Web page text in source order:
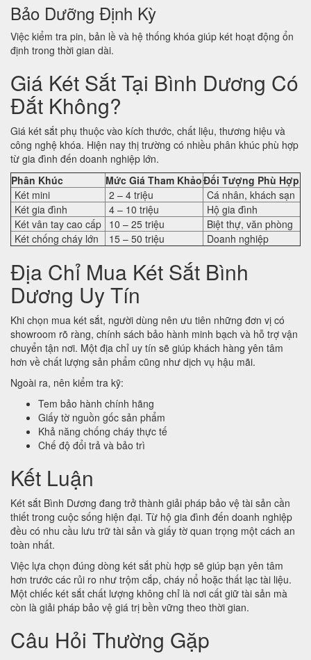
Bảo Dưỡng Định Kỳ
Việc kiểm tra pin, bản lề và hệ thống khóa giúp két hoạt động ổn
định trong thời gian dài.
Giá Két Sắt Tại Bình Dương Có
Đắt Không?
Giá két sắt phụ thuộc vào kích thước, chất liệu, thương hiệu và
công nghệ khóa. Hiện nay thị trường có nhiều phân khúc phù hợp
từ gia đình đến doanh nghiệp lớn.
Phân Khúc
Mức Giá Tham KhảoĐối Tượng Phù Hợp
Két mini
2 – 4 triệu
Cá nhân, khách sạn
Két gia đình
4 – 10 triệu
Hộ gia đình
Két vân tay cao cấp 10 – 25 triệu
Biệt thự, văn phòng
Két chống cháy lớn
15 – 50 triệu Doanh nghiệp
Địa Chỉ Mua Két Sắt Bình
Dương Uy Tín
Khi chọn mua két sắt, người dùng nên ưu tiên những đơn vị có
showroom rõ ràng, chính sách bảo hành minh bạch và hỗ trợ vận
chuyển tận nơi. Một địa chỉ uy tín sẽ giúp khách hàng yên tâm
hơn về chất lượng sản phẩm cũng như dịch vụ hậu mãi.
Ngoài ra, nên kiểm tra kỹ:
Tem bảo hành chính hãng
Giấy tờ nguồn gốc sản phẩm
Khả năng chống cháy thực tế
Chế độ đổi trả và bảo trì
Kết Luận
Két sắt Bình Dương đang trở thành giải pháp bảo vệ tài sản cần
thiết trong cuộc sống hiện đại. Từ hộ gia đình đến doanh nghiệp
đều có nhu cầu lưu trữ tài sản và giấy tờ quan trọng một cách an
toàn nhất.
Việc lựa chọn đúng dòng két sắt phù hợp sẽ giúp bạn yên tâm
hơn trước các rủi ro như trộm cắp, cháy nổ hoặc thất lạc tài liệu.
Một chiếc két sắt chất lượng không chỉ là nơi cất giữ tài sản mà
còn là giải pháp bảo vệ giá trị bền vững theo thời gian.
Câu Hỏi Thường Gặp